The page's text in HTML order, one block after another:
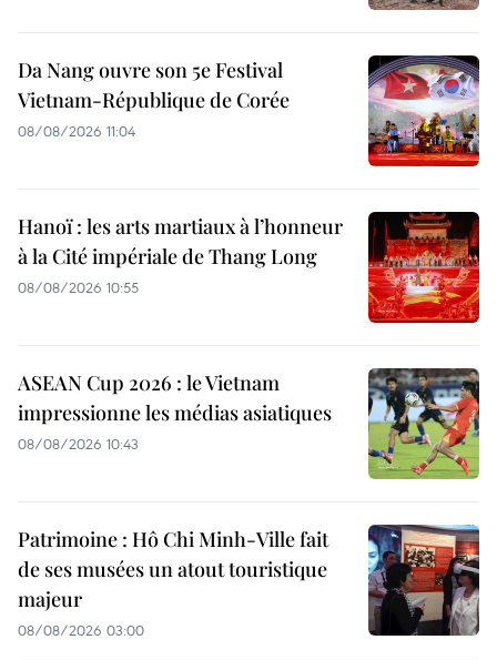
Da Nang ouvre son 5e Festival
Vietnam-République de Corée
08/08/2026 11:04
Hanoï : les arts martiaux à l’honneur
à la Cité impériale de Thang Long
08/08/2026 10:55
ASEAN Cup 2026 : le Vietnam
impressionne les médias asiatiques
08/08/2026 10:43
Patrimoine : Hô Chi Minh-Ville fait
de ses musées un atout touristique
majeur
08/08/2026 03:00